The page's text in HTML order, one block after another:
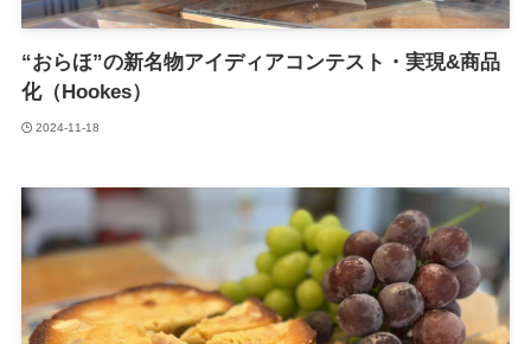
“おらほ”の新名物アイディアコンテスト・実現&商品
化（Hookes）
2024-11-18